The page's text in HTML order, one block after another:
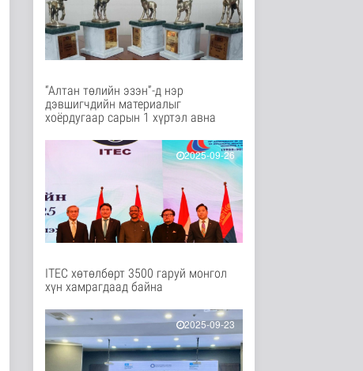
Нийгэм
7 цаг 5 минутын өмнө
“COP Time”-ийн
өргөтгөсөн хуралдаан
Байгаль орчин
8 цаг 12 минутын өмнө
метр урт гүүр барьж
байна
8 цаг 27 минутын өмнө
Төслийн эхний 87 км-
ээс цааш үргэлжлэх
хэсгүүдэд..
9 цаг 38 минутын өмнө
аас сар бүр 12-15
мянган тонн..
Улс төр
9 цаг 44 минутын өмнө
“Алтан төлийн эзэн”-д нэр
дэвшигчдийн материалыг
хоёрдугаар сарын 1 хүртэл авна
2025-09-26
ITEC хөтөлбөрт 3500 гаруй монгол
хүн хамрагдаад байна
2025-09-23